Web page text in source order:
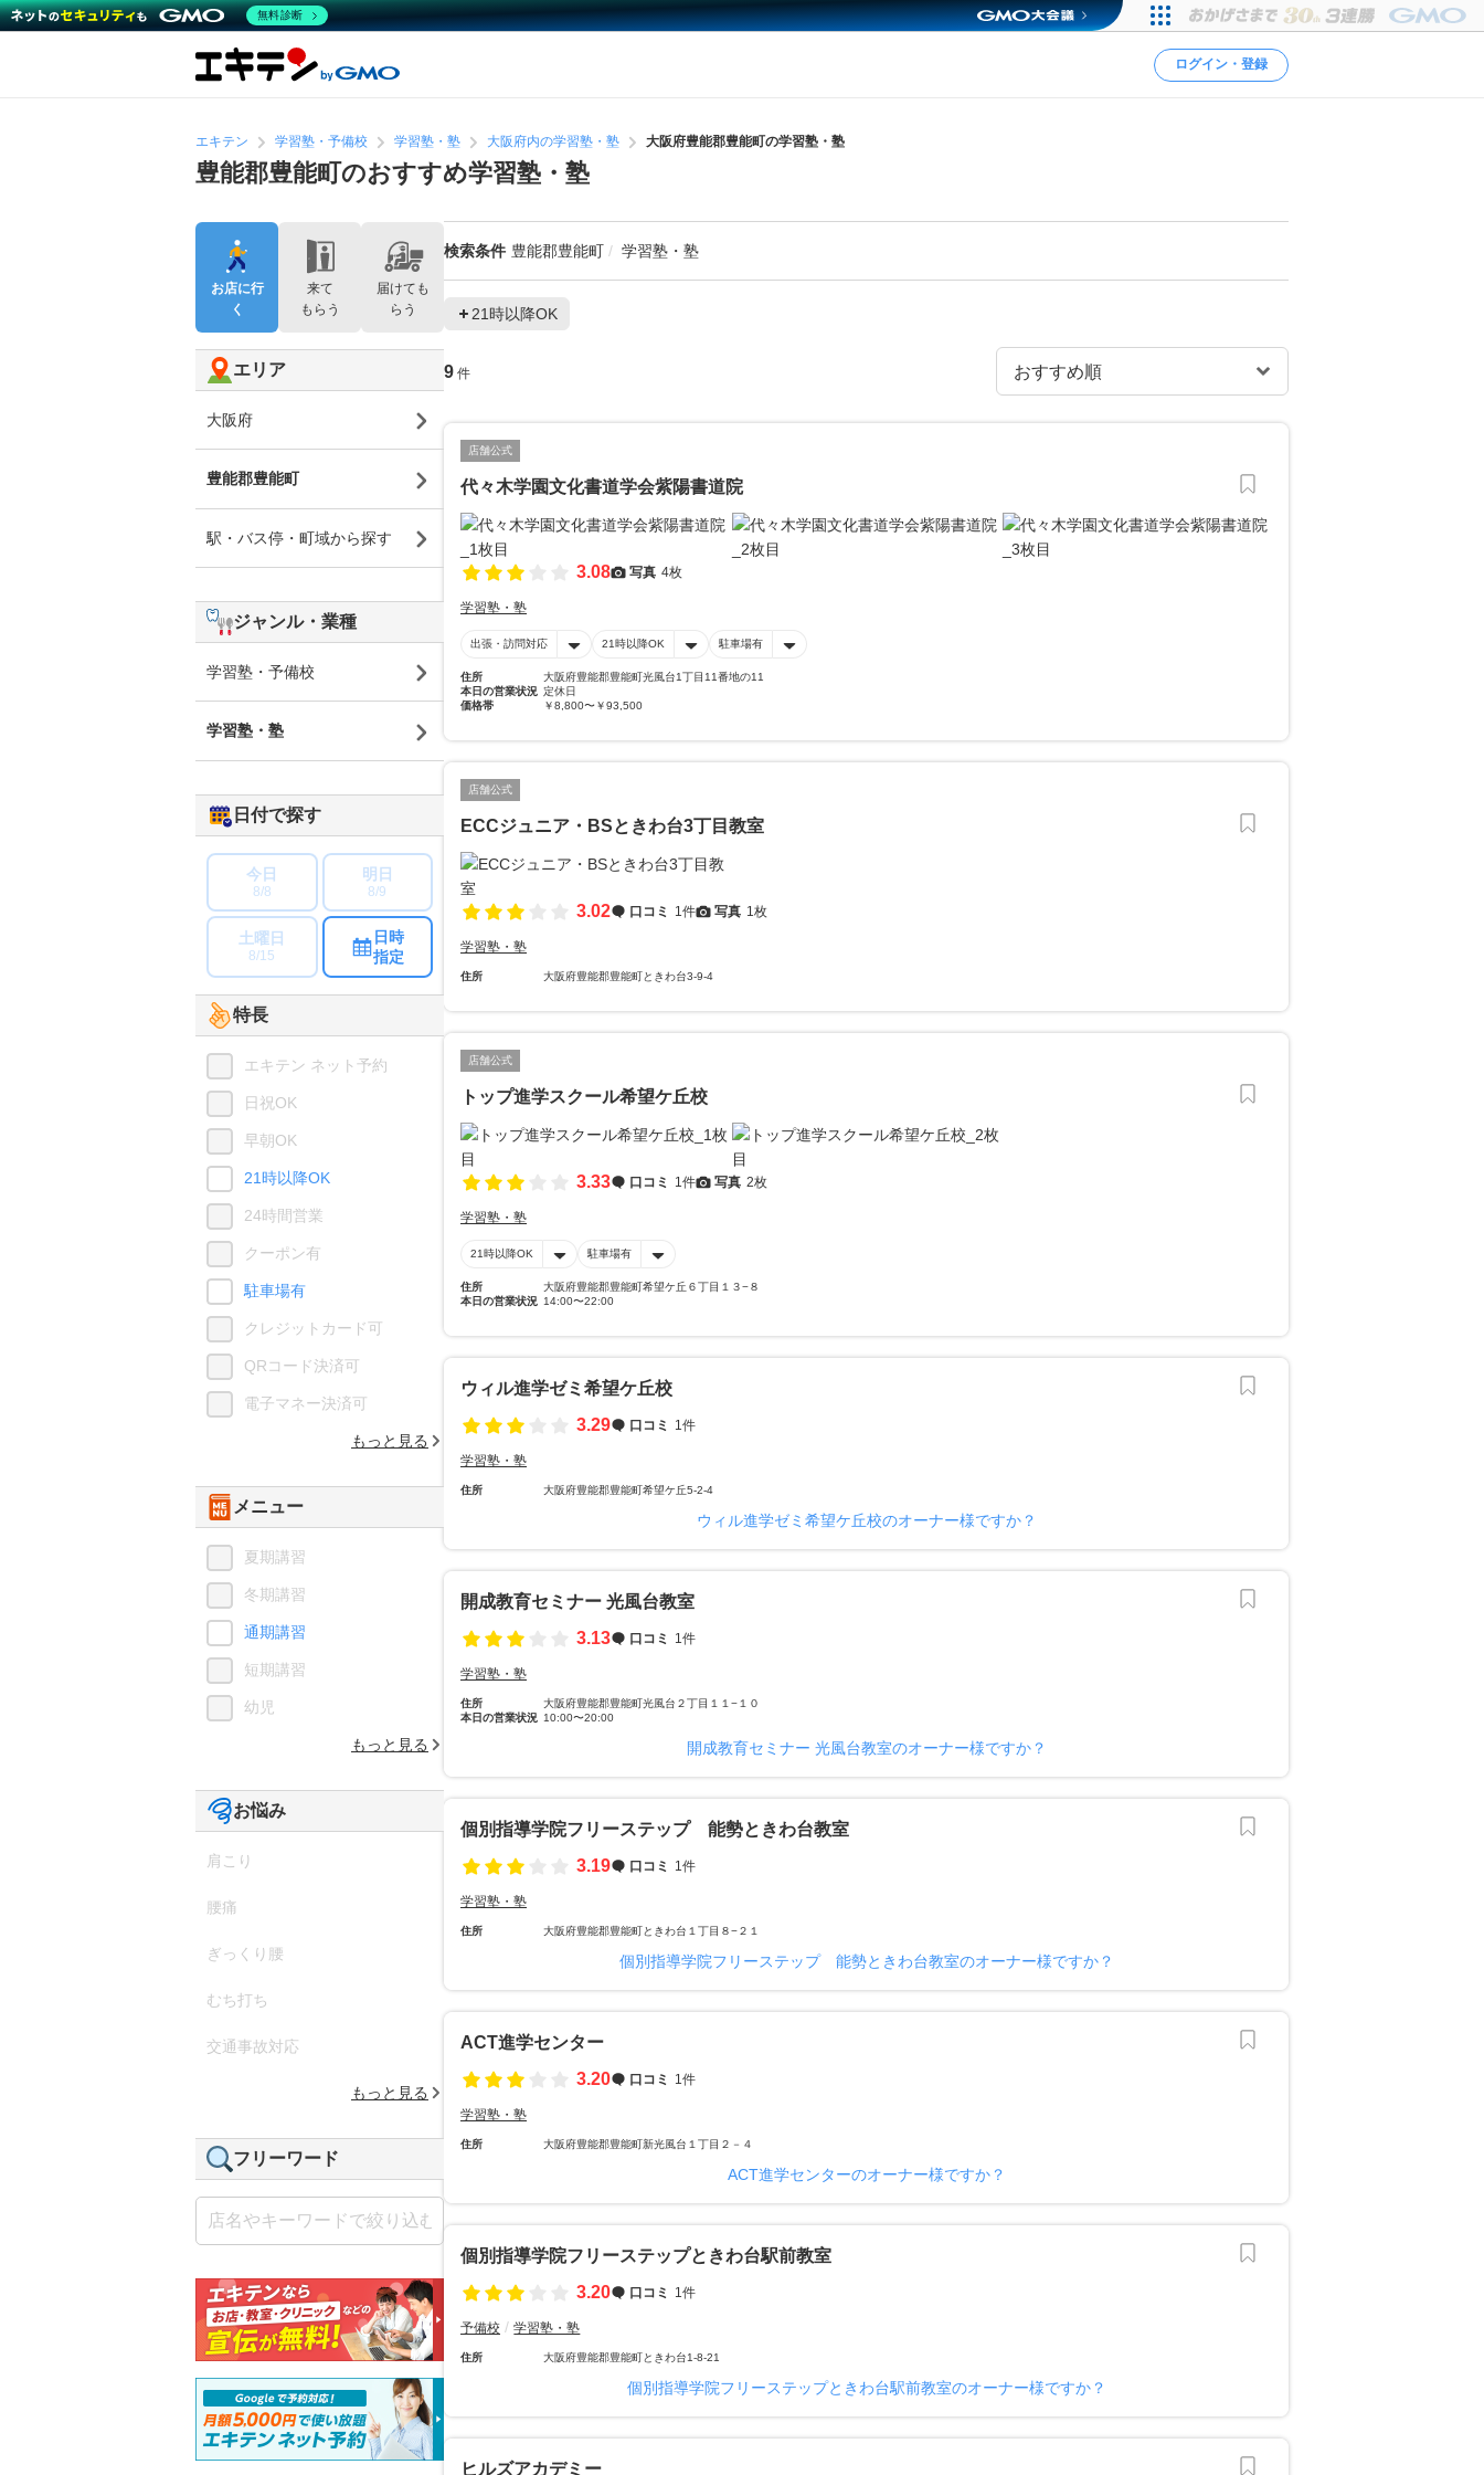
ログイン・登録
エキテン 学習塾・予備校 学習塾・塾 大阪府内の学習塾・塾 大阪府豊能郡豊能町の学習塾・塾
豊能郡豊能町のおすすめ学習塾・塾
検索条件 豊能郡豊能町 学習塾・塾
21時以降OK
9 件
店舗公式
代々木学園文化書道学会紫陽書道院
3.08 写真 4枚
学習塾・塾
出張・訪問対応 21時以降OK 駐車場有
住所
大阪府豊能郡豊能町光風台1丁目11番地の11
本日の営業状況 定休日
価格帯
￥8,800〜￥93,500
店舗公式
ECCジュニア・BSときわ台3丁目教室
3.02 口コミ 1件 写真 1枚
学習塾・塾
住所 大阪府豊能郡豊能町ときわ台3-9-4
店舗公式
トップ進学スクール希望ケ丘校
3.33 口コミ 1件 写真 2枚
学習塾・塾
21時以降OK 駐車場有
住所
大阪府豊能郡豊能町希望ケ丘６丁目１３−８
本日の営業状況 14:00〜22:00
ウィル進学ゼミ希望ケ丘校
3.29
口コミ 1件
学習塾・塾
住所 大阪府豊能郡豊能町希望ケ丘5-2-4
ウィル進学ゼミ希望ケ丘校のオーナー様ですか？
開成教育セミナー 光風台教室
3.13
口コミ 1件
学習塾・塾
住所
大阪府豊能郡豊能町光風台２丁目１１−１０
本日の営業状況 10:00〜20:00
開成教育セミナー 光風台教室のオーナー様ですか？
個別指導学院フリーステップ 能勢ときわ台教室
3.19
口コミ 1件
学習塾・塾
住所 大阪府豊能郡豊能町ときわ台１丁目８−２１
個別指導学院フリーステップ 能勢ときわ台教室のオーナー様ですか？
ACT進学センター
3.20
口コミ 1件
学習塾・塾
住所 大阪府豊能郡豊能町新光風台１丁目２－４
ACT進学センターのオーナー様ですか？
個別指導学院フリーステップときわ台駅前教室
3.20
口コミ 1件
予備校 学習塾・塾
住所 大阪府豊能郡豊能町ときわ台1-8-21
個別指導学院フリーステップときわ台駅前教室のオーナー様ですか？
ヒルズアカデミー
お店に行
く
来て
もらう
届けても
らう
エリア
大阪府
豊能郡豊能町
駅・バス停・町域から探す
ジャンル・業種
学習塾・予備校
学習塾・塾
日付で探す
今日
8/8
明日
8/9
土曜日
8/15
日時
指定
特長
エキテン ネット予約
日祝OK
早朝OK
21時以降OK
24時間営業
クーポン有
駐車場有
クレジットカード可
QRコード決済可
電子マネー決済可
もっと見る
メニュー
夏期講習
冬期講習
通期講習
短期講習
幼児
もっと見る
お悩み
肩こり
腰痛
ぎっくり腰
むち打ち
交通事故対応
もっと見る
フリーワード
無料診断